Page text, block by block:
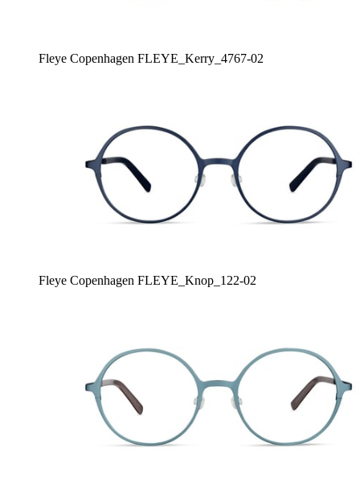
Fleye Copenhagen FLEYE_Kerry_4767-02
Fleye Copenhagen FLEYE_Knop_122-02